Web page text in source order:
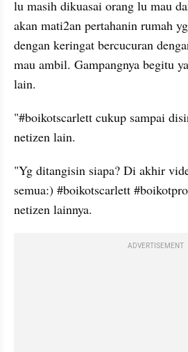
lu masih dikuasai orang lu mau
akan mati2an pertahanin rumah
dengan keringat bercucuran
mau ambil. Gampangnya begitu
lain.
"#boikotscarlett cukup sampai
netizen lain.
"Yg ditangisin siapa? Di akhir
semua:) #boikotscarlett
netizen lainnya.
ADVERTISEMENT